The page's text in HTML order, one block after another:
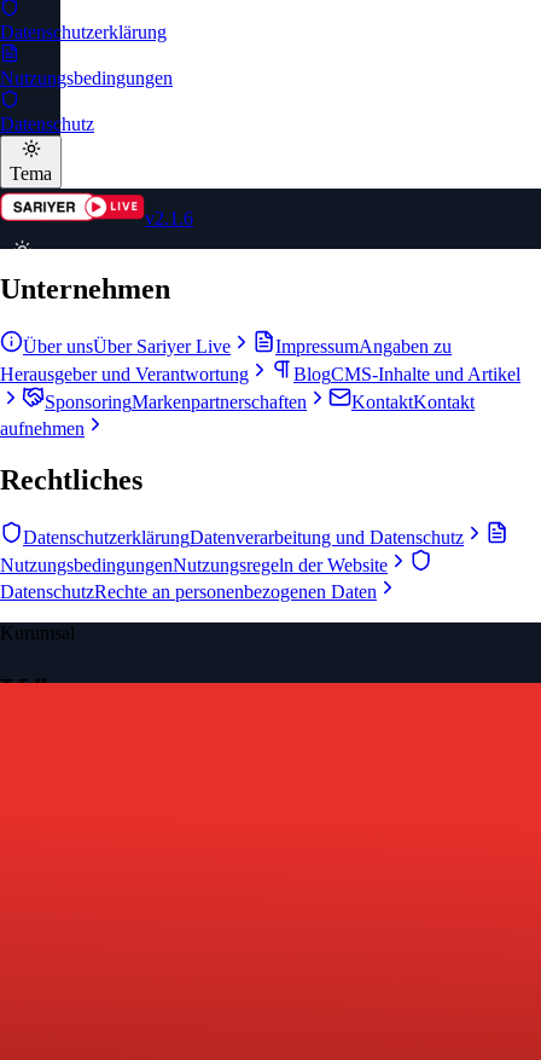
Datenschutzerklärung
Nutzungsbedingungen
Datenschutz
Tema
v2.1.6
🇩🇪
auswählen
Unternehmen
Über unsÜber Sariyer Live ImpressumAngaben zu
Herausgeber und Verantwortung
BlogCMS-Inhalte und Artikel
SponsoringMarkenpartnerschaften KontaktKontakt
aufnehmen
Rechtliches
DatenschutzerklärungDatenverarbeitung und Datenschutz
NutzungsbedingungenNutzungsregeln der Website
DatenschutzRechte an personenbezogenen Daten
Kurumsal
Künye